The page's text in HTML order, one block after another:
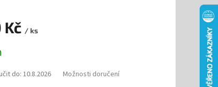
/ ks
do: 10.8.2026 Možnosti doručení